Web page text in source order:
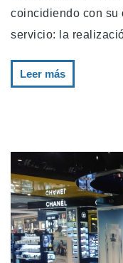
coincidiendo con su
servicio: la
Leer más